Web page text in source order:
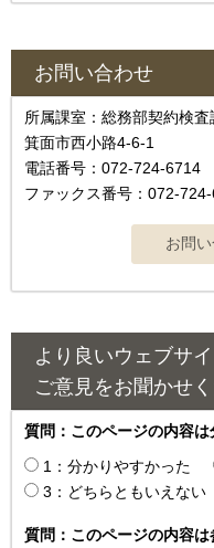
お問い合わせ
所属課室：総務部契約検
箕面市西小路4‐6‐1
電話番号：072-724-6714
ファックス番号：072-
より良いウェブサ
ご意見をお聞かせ
質問：このページの内容
1：分かりやすかった
3：どちらともいえない
質問：このページの内容